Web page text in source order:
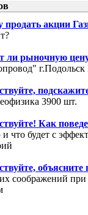
продать акции
ли рыночную
3900 шт.
Как
что будет с
объясните
соображений